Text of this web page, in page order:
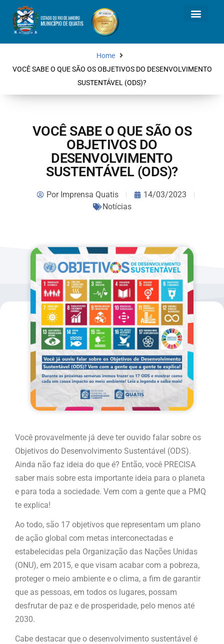
Home
VOCÊ SABE O QUE SÃO OS OBJETIVOS DO DESENVOLVIMENTO
SUSTENTÁVEL (ODS)?
VOCÊ SABE O QUE SÃO OS
OBJETIVOS DO
DESENVOLVIMENTO
SUSTENTÁVEL (ODS)?
PorImprensa Quatis
14/03/2023
Notícias
Você provavelmente já deve ter ouvido falar sobre os
Objetivos do Desenvolvimento Sustentável (ODS).
Ainda não faz ideia do que é? Então, você PRECISA
saber mais sobre esta importante ideia para o planeta
e para toda a sociedade. Vem com a gente que a PMQ
te explica!
Ao todo, são 17 objetivos que representam um plano
de ação global com metas interconectadas e
estabelecidas pela Organização das Nações Unidas
(ONU), em 2015, e que visam acabar com a pobreza,
proteger o meio ambiente e o clima, a fim de garantir
que as pessoas, em todos os lugares, possam
desfrutar de paz e de prosperidade, pelo menos até
2030.
Cabe destacar que o desenvolvimento sustentável é